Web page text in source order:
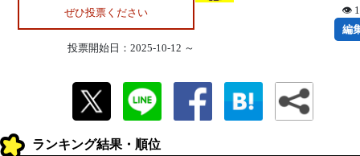
ぜひ投票ください
投票開始日：2025-10-12 ～
👁
編
ランキング結果・順位